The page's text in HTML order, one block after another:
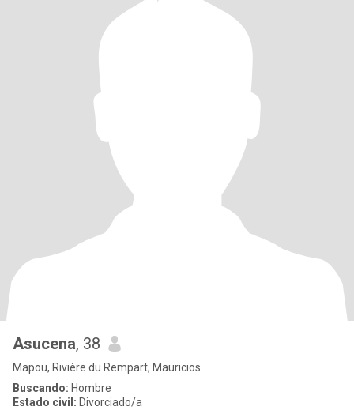
Asucena, 38
Mapou, Rivière du Rempart, Mauricios
Buscando: Hombre
Estado civil: Divorciado/a